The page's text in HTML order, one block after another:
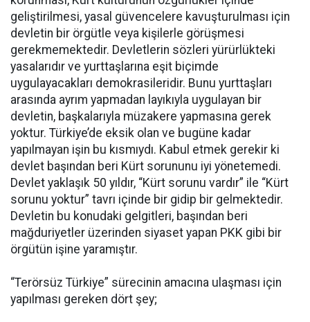
geliştirilmesi, yasal güvencelere kavuşturulması için
devletin bir örgütle veya kişilerle görüşmesi
gerekmemektedir. Devletlerin sözleri yürürlükteki
yasalarıdır ve yurttaşlarına eşit biçimde
uygulayacakları demokrasileridir. Bunu yurttaşları
arasında ayrım yapmadan layıkıyla uygulayan bir
devletin, başkalarıyla müzakere yapmasına gerek
yoktur. Türkiye’de eksik olan ve bugüne kadar
yapılmayan işin bu kısmıydı. Kabul etmek gerekir ki
devlet başından beri Kürt sorununu iyi yönetemedi.
Devlet yaklaşık 50 yıldır, “Kürt sorunu vardır” ile “Kürt
sorunu yoktur” tavrı içinde bir gidip bir gelmektedir.
Devletin bu konudaki gelgitleri, başından beri
mağduriyetler üzerinden siyaset yapan PKK gibi bir
örgütün işine yaramıştır.
“Terörsüz Türkiye” sürecinin amacına ulaşması için
yapılması gereken dört şey;